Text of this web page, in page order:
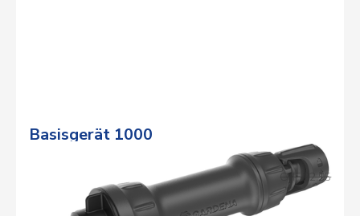
Basisgerät 1000
CHF 20.95
CHF 22.95